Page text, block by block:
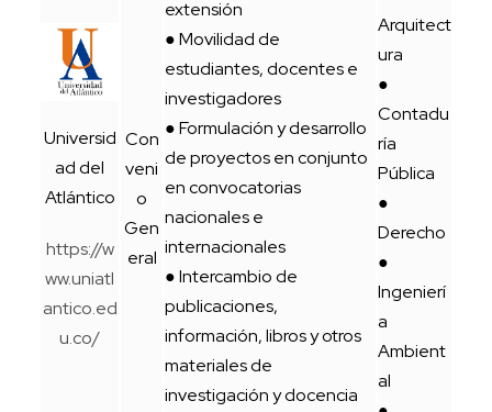
Universid
ad del
Atlántico
https://w
ww.uniatl
antico.ed
u.co/
Con
veni
o
Gen
eral
extensión
● Movilidad de
estudiantes, docentes e
investigadores
● Formulación y desarrollo
de proyectos en conjunto
en convocatorias
nacionales e
internacionales
● Intercambio de
publicaciones,
información, libros y otros
materiales de
investigación y docencia
Arquitect
ura
●
Contadu
ría
Pública
●
Derecho
●
Ingenierí
a
Ambient
al